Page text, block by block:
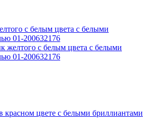
желтого с белым цвета с белыми
01-200632176